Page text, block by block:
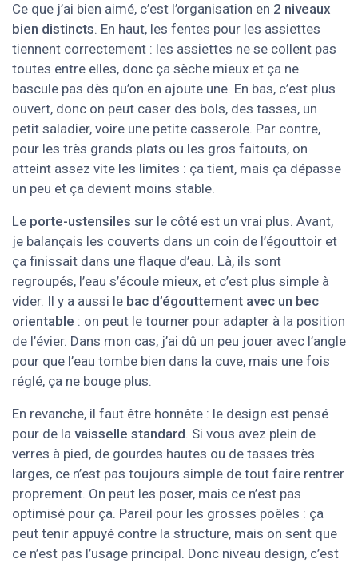
Ce que j’ai bien aimé, c’est l’organisation en 2 niveaux
bien distincts. En haut, les fentes pour les assiettes
tiennent correctement : les assiettes ne se collent pas
toutes entre elles, donc ça sèche mieux et ça ne
bascule pas dès qu’on en ajoute une. En bas, c’est plus
ouvert, donc on peut caser des bols, des tasses, un
petit saladier, voire une petite casserole. Par contre,
pour les très grands plats ou les gros faitouts, on
atteint assez vite les limites : ça tient, mais ça dépasse
un peu et ça devient moins stable.
Le porte-ustensiles sur le côté est un vrai plus. Avant,
je balançais les couverts dans un coin de l’égouttoir et
ça finissait dans une flaque d’eau. Là, ils sont
regroupés, l’eau s’écoule mieux, et c’est plus simple à
vider. Il y a aussi le bac d’égouttement avec un bec
orientable : on peut le tourner pour adapter à la position
de l’évier. Dans mon cas, j’ai dû un peu jouer avec l’angle
pour que l’eau tombe bien dans la cuve, mais une fois
réglé, ça ne bouge plus.
En revanche, il faut être honnête : le design est pensé
pour de la vaisselle standard. Si vous avez plein de
verres à pied, de gourdes hautes ou de tasses très
larges, ce n’est pas toujours simple de tout faire rentrer
proprement. On peut les poser, mais ce n’est pas
optimisé pour ça. Pareil pour les grosses poêles : ça
peut tenir appuyé contre la structure, mais on sent que
ce n’est pas l’usage principal. Donc niveau design, c’est